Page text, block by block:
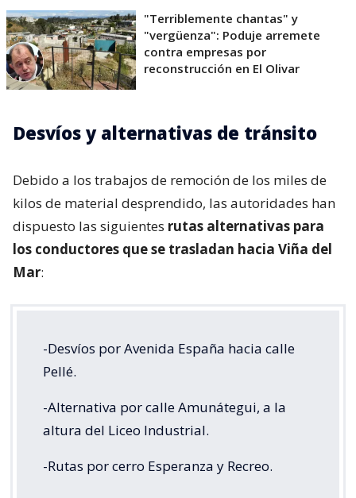
"Terriblemente chantas" y
"vergüenza": Poduje arremete
contra empresas por
reconstrucción en El Olivar
Desvíos y alternativas de tránsito
Debido a los trabajos de remoción de los miles de
kilos de material desprendido, las autoridades han
dispuesto las siguientes rutas alternativas para
los conductores que se trasladan hacia Viña del
Mar:
-Desvíos por Avenida España hacia calle
Pellé.
-Alternativa por calle Amunátegui, a la
altura del Liceo Industrial.
-Rutas por cerro Esperanza y Recreo.